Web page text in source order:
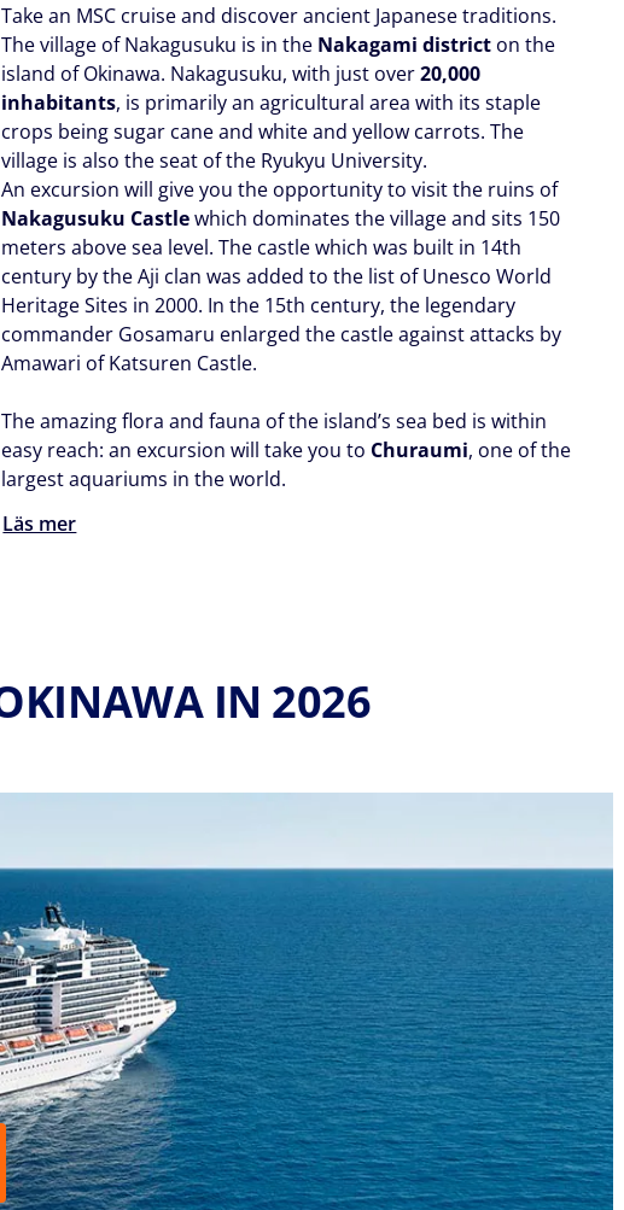
Take an MSC cruise and discover ancient Japanese traditions.
The village of Nakagusuku is in the Nakagami district on the
island of Okinawa. Nakagusuku, with just over20,000
inhabitants, is primarily an agricultural area with its staple
crops being sugar cane and white and yellow carrots. The
village is also the seat of the Ryukyu University.
An excursion will give you the opportunity to visit the ruins of
Nakagusuku Castlewhich dominates the village and sits 150
meters above sea level. The castle which was built in 14th
century by the Aji clan was added to the list of Unesco World
Heritage Sites in 2000. In the 15th century, the legendary
commander Gosamaru enlarged the castle against attacks by
Amawari of Katsuren Castle.
The amazing flora and fauna of the island’s sea bed is within
easy reach: an excursion will take you to Churaumi, one of the
largest aquariums in the world.
Läs mer
IN 2026